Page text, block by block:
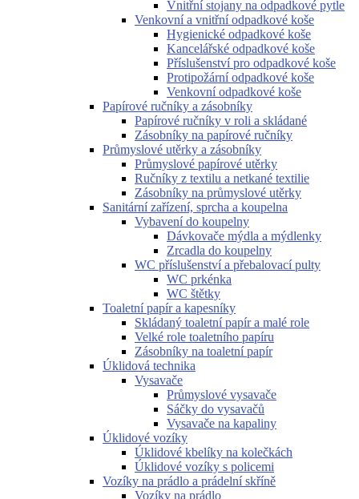
Vnitřní stojany na odpadkové pytle
Venkovní a vnitřní odpadkové koše
Hygienické odpadkové koše
Kancelářské odpadkové koše
Příslušenství pro odpadkové koše
Protipožární odpadkové koše
Venkovní odpadkové koše
Papírové ručníky a zásobníky
Papírové ručníky v roli a skládané
Zásobníky na papírové ručníky
Průmyslové utěrky a zásobníky
Průmyslové papírové utěrky
Ručníky z textilu a netkané textilie
Zásobníky na průmyslové utěrky
Sanitární zařízení, sprcha a koupelna
Vybavení do koupelny
Dávkovače mýdla a mýdlenky
Zrcadla do koupelny
WC příslušenství a přebalovací pulty
WC prkénka
WC štětky
Toaletní papír a kapesníky
Skládaný toaletní papír a malé role
Velké role toaletního papíru
Zásobníky na toaletní papír
Úklidová technika
Vysavače
Průmyslové vysavače
Sáčky do vysavačů
Vysavače na kapaliny
Úklidové vozíky
Úklidové kbelíky na kolečkách
Úklidové vozíky s policemi
Vozíky na prádlo a prádelní skříně
Vozíky na prádlo